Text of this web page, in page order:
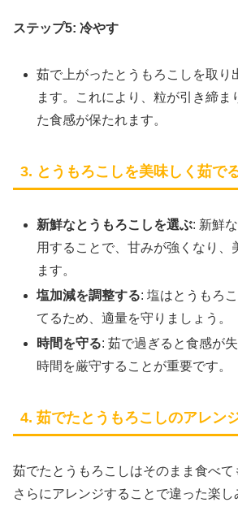
ステップ5: 冷やす
茹で上がったとうもろこしを取り
ます。これにより、粒が引き締ま
た食感が保たれます。
3. とうもろこしを美味しく茹で
新鮮なとうもろこしを選ぶ: 新鮮
用することで、甘みが強くなり、
ます。
塩加減を調整する: 塩はとうもろ
てるため、適量を守りましょう。
時間を守る: 茹で過ぎると食感が
時間を厳守することが重要です。
4. 茹でたとうもろこしのアレン
茹でたとうもろこしはそのまま食べて
さらにアレンジすることで違った楽し